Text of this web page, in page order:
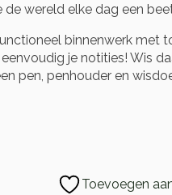
wereld elke dag een
binnenwerk met
je notities! Wis
pen, penhouder en
Toevoegen